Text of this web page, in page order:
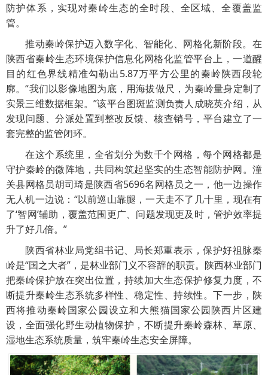
防护体系，实现对秦岭生态的全时段、全区域、全覆盖监
管。
推动秦岭保护迈入数字化、智能化、网格化新阶段。在
陕西省秦岭生态环境保护信息化网格化监管平台上，一道醒
目的红色界线精准勾勒出5.87万平方公里的秦岭陕西段轮
廓。“我们以影像地图为底，用海拔做尺，为秦岭量身定制了
实景三维数据框架。”该平台图斑监测负责人成晓英介绍，从
发现问题、分派处置到整改反馈、核查销号，平台建立了一
套完整的监管闭环。
在这个系统里，全省划分为数千个网格，每个网格都是
守护秦岭的微阵地，共同构筑起坚实的生态智能防护网。潼
关县网格员胡司琦是陕西省5696名网格员之一，他一边操作
无人机一边说：“以前巡山靠腿，一天走不了几十里，现在有
了‘智网’辅助，覆盖范围更广、问题发现更及时，管护效率提
升了好几倍。”
陕西省林业局党组书记、局长郑重表示，保护好祖脉秦
岭是“国之大者”，是林业部门义不容辞的职责。陕西林业部门
把秦岭保护放在突出位置，持续加大生态保护修复力度，不
断提升秦岭生态系统多样性、稳定性、持续性。下一步，陕
西将推动秦岭国家公园设立和大熊猫国家公园陕西片区建
设，全面强化野生动植物保护，不断提升秦岭森林、草原、
湿地生态系统质量，筑牢秦岭生态安全屏障。